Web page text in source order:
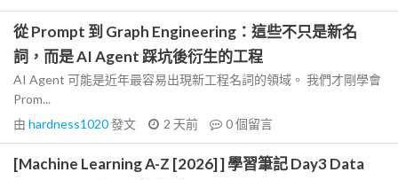
從 Prompt 到 Graph Engineering：這些不只是新名
詞，而是 AI Agent 踩坑後衍生的工程
AI Agent 可能是近年最容易出現新工程名詞的領域。 我們才剛學會
Prom...
由 hardness1020發文 2 天前 0個留言
[Machine Learning A-Z [2026] ] 學習筆記 Day3 Data